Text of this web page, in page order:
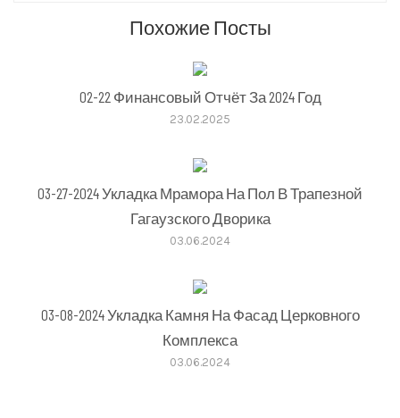
Похожие Посты
02-22 Финансовый Отчёт За 2024 Год
23.02.2025
03-27-2024 Укладка Мрамора На Пол В Трапезной
Гагаузского Дворика
03.06.2024
03-08-2024 Укладка Камня На Фасад Церковного
Комплекса
03.06.2024